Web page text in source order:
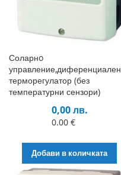
Соларнo
управление,диференциален
терморегулатор (без
температурни сензори)
0,00 лв.
0.00 €
Добави в количката